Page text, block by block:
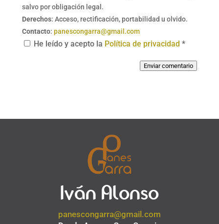
salvo por obligación legal.
Derechos: Acceso, rectificación, portabilidad u olvido.
Contacto: panescongarra@gmail.com
He leído y acepto la Política de privacidad *
Enviar comentario
Iván Alonso
panescongarra@gmail.com